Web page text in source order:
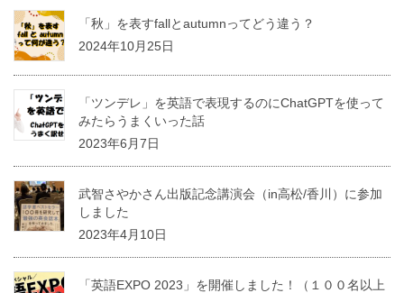
「秋」を表すfallとautumnってどう違う？
2024年10月25日
「ツンデレ」を英語で表現するのにChatGPTを使って
みたらうまくいった話
2023年6月7日
武智さやかさん出版記念講演会（in高松/香川）に参加
しました
2023年4月10日
「英語EXPO 2023」を開催しました！（１００名以上